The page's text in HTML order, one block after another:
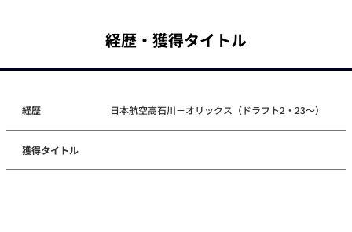
経歴・獲得タイトル
経歴 日本航空高石川－オリックス（ドラフト2・23～）
獲得タイトル